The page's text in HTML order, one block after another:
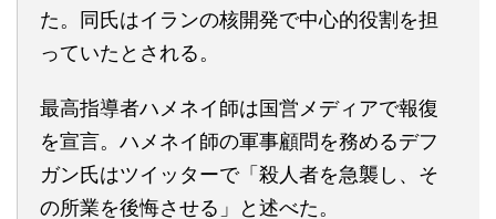
た。同氏はイランの核開発で中心的役割を担
っていたとされる。
最高指導者ハメネイ師は国営メディアで報復
を宣言。ハメネイ師の軍事顧問を務めるデフ
ガン氏はツイッターで「殺人者を急襲し、そ
の所業を後悔させる」と述べた。